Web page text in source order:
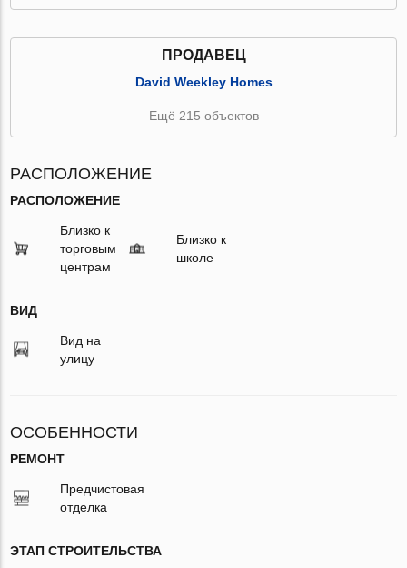
ПРОДАВЕЦ
David Weekley Homes
Ещё 215 объектов
РАСПОЛОЖЕНИЕ
РАСПОЛОЖЕНИЕ
Близко к
торговым
центрам
Близко к
школе
ВИД
Вид на
улицу
ОСОБЕННОСТИ
РЕМОНТ
Предчистовая
отделка
ЭТАП СТРОИТЕЛЬСТВА